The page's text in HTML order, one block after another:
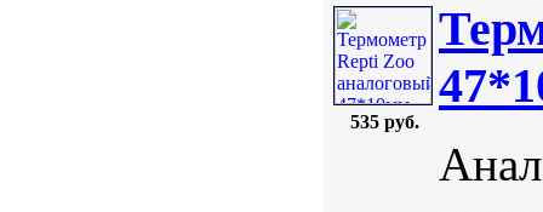
535 руб.